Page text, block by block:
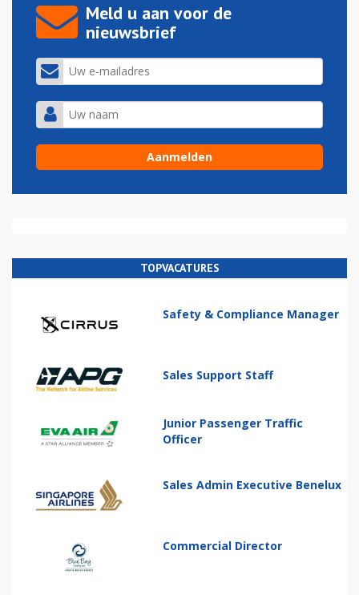
Meld u aan voor de
nieuwsbrief
TOPVACATURES
Safety & Compliance Manager
Sales Support Staff
Junior Passenger Traffic
Officer
Sales Admin Executive Benelux
Commercial Director